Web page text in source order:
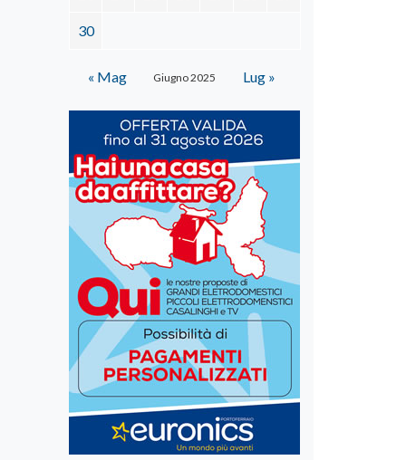
Giugno 2025
30
« Mag Lug »